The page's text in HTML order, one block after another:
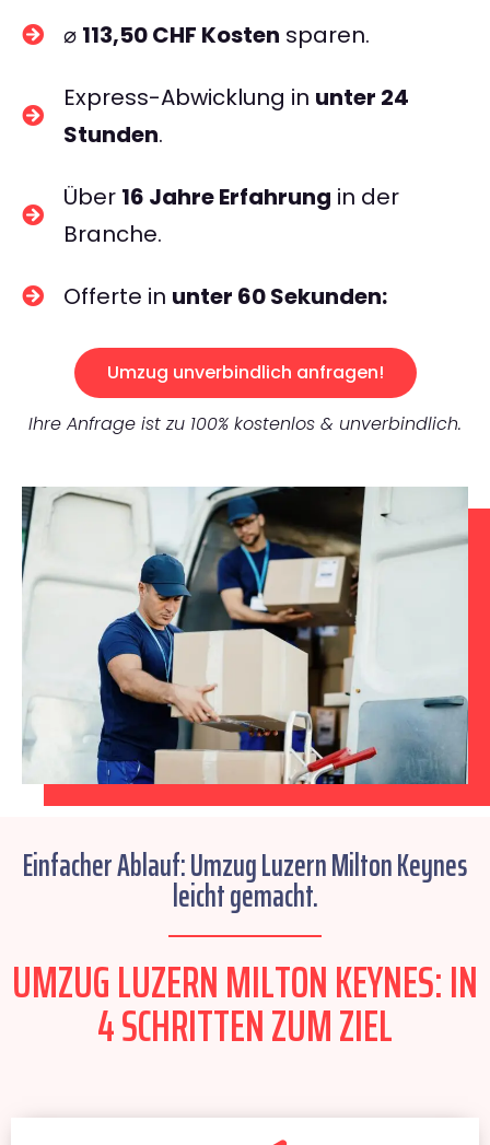
⌀ 113,50 CHF Kosten sparen.
Express-Abwicklung in unter 24
Stunden.
Über 16 Jahre Erfahrung in der
Branche.
Offerte in unter 60 Sekunden:
Umzug unverbindlich anfragen!
Ihre Anfrage ist zu 100% kostenlos & unverbindlich.
Einfacher Ablauf: Umzug Luzern Milton Keynes
leicht gemacht.
UMZUG LUZERN MILTON KEYNES: IN
4 SCHRITTEN ZUM ZIEL